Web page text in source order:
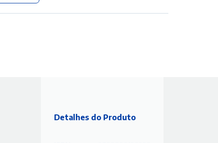
Detalhes do Produto